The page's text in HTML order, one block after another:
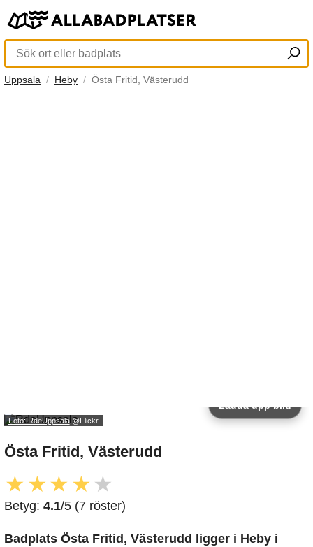
Uppsala Heby Östa Fritid, Västerudd
Foto: RdeUppsala@Flickr.
Ladda upp bild
Östa Fritid, Västerudd
★ ★★ ★ ★
Betyg: 4.1/5 (7 röster)
Badplats Östa Fritid, Västerudd
ligger i Heby i